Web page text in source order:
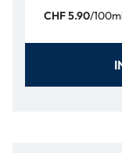
CHF 5.90/